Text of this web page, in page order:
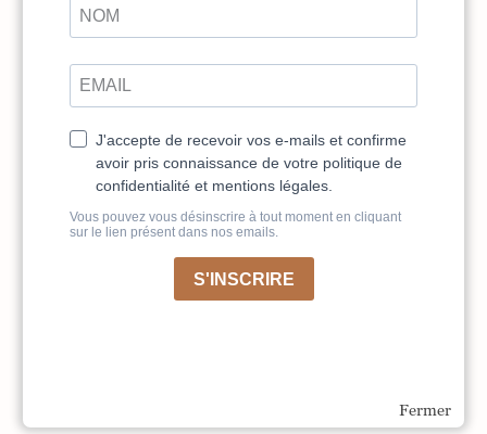
Goûtez
En utilisant cette technique, vous engagez votre esprit dans
une activité concrète et cela vous aide à diminuer l’intensité
des pensées anxieuses.
5. Réfléchissez à vos pensées avec bienveillance
L’une des raisons pour lesquelles l’anxiété persiste est que
nous avons tendance à être très durs avec nous-mêmes.
Lorsque vous vous sentez stressé, essayez de prendre du recul
par rapport à vos pensées et de les examiner avec
bienveillance. Posez-vous ces questions :
Fermer